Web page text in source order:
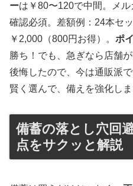
ーは￥80〜120で中間。メ
確認必須。差額例：24本セ
￥2,000（800円お得）。 ポ
勝ち！でも、急ぎなら店舗
後悔したので、今は通販派
賢く選んで、備えを強化しま
備蓄の落とし穴回
点をサクッと解説